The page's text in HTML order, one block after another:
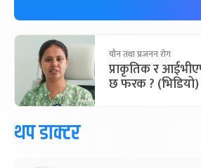
यौन तथा प्रजनन रोग
प्राकृतिक र
छ फरक ? (भिडियो)
थप डाक्टर